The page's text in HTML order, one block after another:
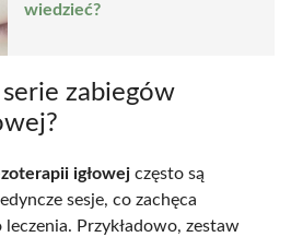
wiedzieć?
serie zabiegów
igłowej często są
sesje, co zachęca
leczenia. Przykładowo, zestaw